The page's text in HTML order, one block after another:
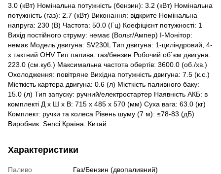
3.0 (кВт) Номінальна потужність (бензин): 3.2 (кВт) Номінальна
потужність (газ): 2.7 (кВт) Виконання: відкрите Номінальна
напруга: 230 (В) Частота: 50.0 (Гц) Коефіцієнт потужності: 1
Вихід постійного струму: немає (Вольт/Ампер) I-Монітор:
немає Модель двигуна: SV230L Тип двигуна: 1-циліндровий, 4-
х тактний OHV Тип палива: газ/бензин Робочий об`єм двигуна:
223.0 (см.куб.) Максимальна частота обертів: 3600.0 (об./хв.)
Охолодження: повітряне Вихідна потужність двигуна: 7.5 (к.с.)
Місткість картера двигуна: 0.6 (л) Місткість паливного баку:
15.0 (л) Тип запуску: ручний/електростартер Наявність АКБ: в
комплекті Д x Ш x В: 715 x 485 x 570 (мм) Суха вага: 63.0 (кг)
Комплект: ручки та колеса Рівень шуму (7 м): ≤78-83 (дБ)
Виробник: Senci Країна: Китай
Характеристики
Паливо
Газ/Бензин (двопаливний)